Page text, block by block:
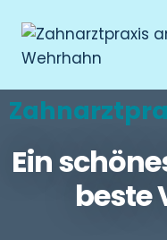
Ein
beste